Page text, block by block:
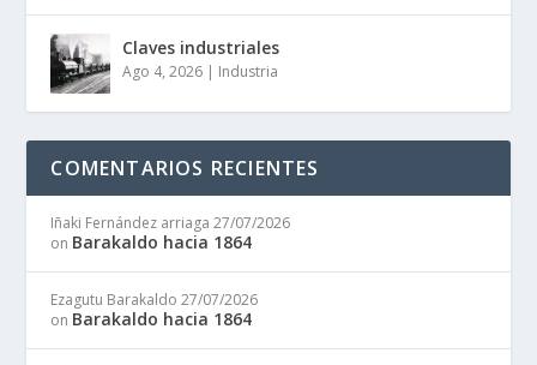
Claves industriales
Ago 4, 2026 | Industria
COMENTARIOS RECIENTES
Iñaki Fernández arriaga 27/07/2026
on Barakaldo hacia 1864
Ezagutu Barakaldo 27/07/2026
on Barakaldo hacia 1864